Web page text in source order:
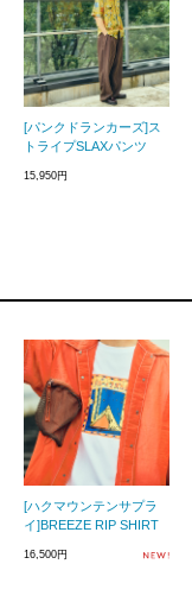
[パンクドランカーズ]ス
トライプSLAXパンツ
15,950円
[ハクマウンテンサプラ
イ]BREEZE RIP SHIRT
16,500円